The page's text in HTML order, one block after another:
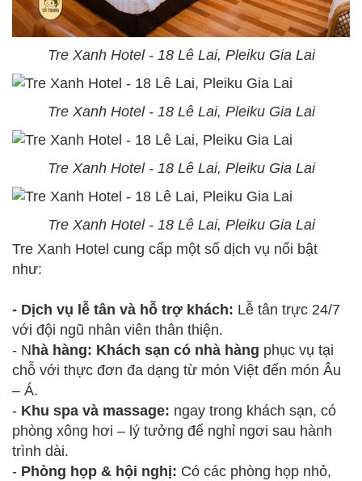
Tre Xanh Hotel - 18 Lê Lai, Pleiku Gia Lai
Tre Xanh Hotel - 18 Lê Lai, Pleiku Gia Lai
Tre Xanh Hotel - 18 Lê Lai, Pleiku Gia Lai
Tre Xanh Hotel - 18 Lê Lai, Pleiku Gia Lai
Tre Xanh Hotel cung cấp một số dịch vụ nổi bật
như:
- Dịch vụ lễ tân và hỗ trợ khách: Lễ tân trực 24/7
với đội ngũ nhân viên thân thiện.
- Nhà hàng: Khách sạn có nhà hàng phục vụ tại
chỗ với thực đơn đa dạng từ món Việt đến món Âu
– Á.
- Khu spa và massage: ngay trong khách sạn, có
phòng xông hơi – lý tưởng để nghỉ ngơi sau hành
trình dài.
- Phòng họp & hội nghị: Có các phòng họp nhỏ,